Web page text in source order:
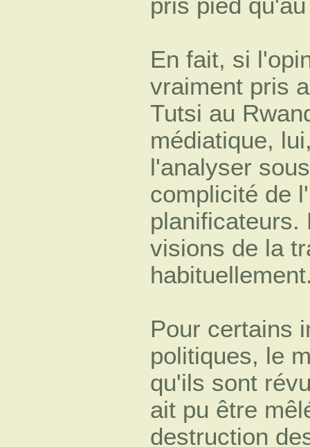
pris pied
En fait, si
vraiment pris
Tutsi au
médiatique,
l'analyser
complicité de
planificateurs.
visions de la
Pour certains
politiques, le
qu'ils sont
ait pu être
destruction